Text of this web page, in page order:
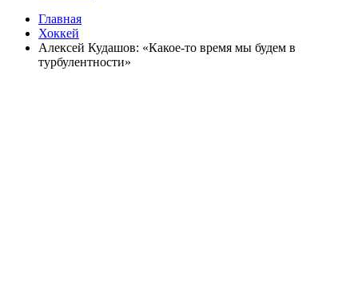
Главная
Хоккей
Алексей Кудашов: «Какое-то время мы будем в
турбулентности»